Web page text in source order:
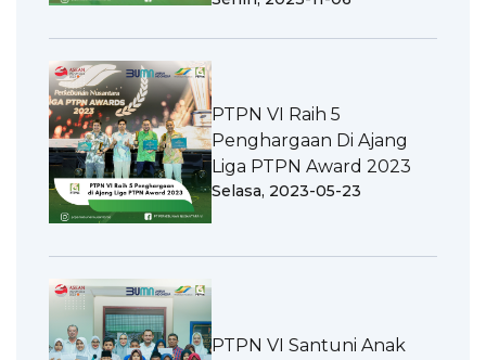
PTPN VI Raih 5
Penghargaan Di Ajang
Liga PTPN Award 2023
Selasa, 2023-05-23
PTPN VI Santuni Anak